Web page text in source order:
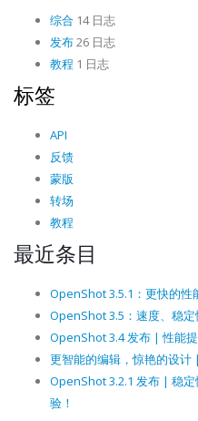
综合 14 日志
发布26 日志
教程 1 日志
标签
API
反馈
蒙版
转场
教程
最近条目
OpenShot 3.5.1：更快的
OpenShot 3.5：速度、稳
OpenShot 3.4 发布 | 性能
更智能的编辑，惊艳的设
OpenShot 3.2.1 发布 | 稳
验！